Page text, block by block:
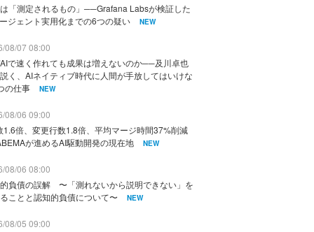
「測定されるもの」──Grafana Labsが検証した
ジェント実用化までの6つの疑い
NEW
08/07 08:00
で速く作れても成果は増えないのか──及川卓也
く、AIネイティブ時代に人間が手放してはいけな
の仕事
NEW
08/06 09:00
1.6倍、変更行数1.8倍、平均マージ時間37%削減
が進めるAI駆動開発の現在地
NEW
08/06 08:00
負債の誤解 〜「測れないから説明できない」を
ことと認知的負債について〜
NEW
08/05 09:00